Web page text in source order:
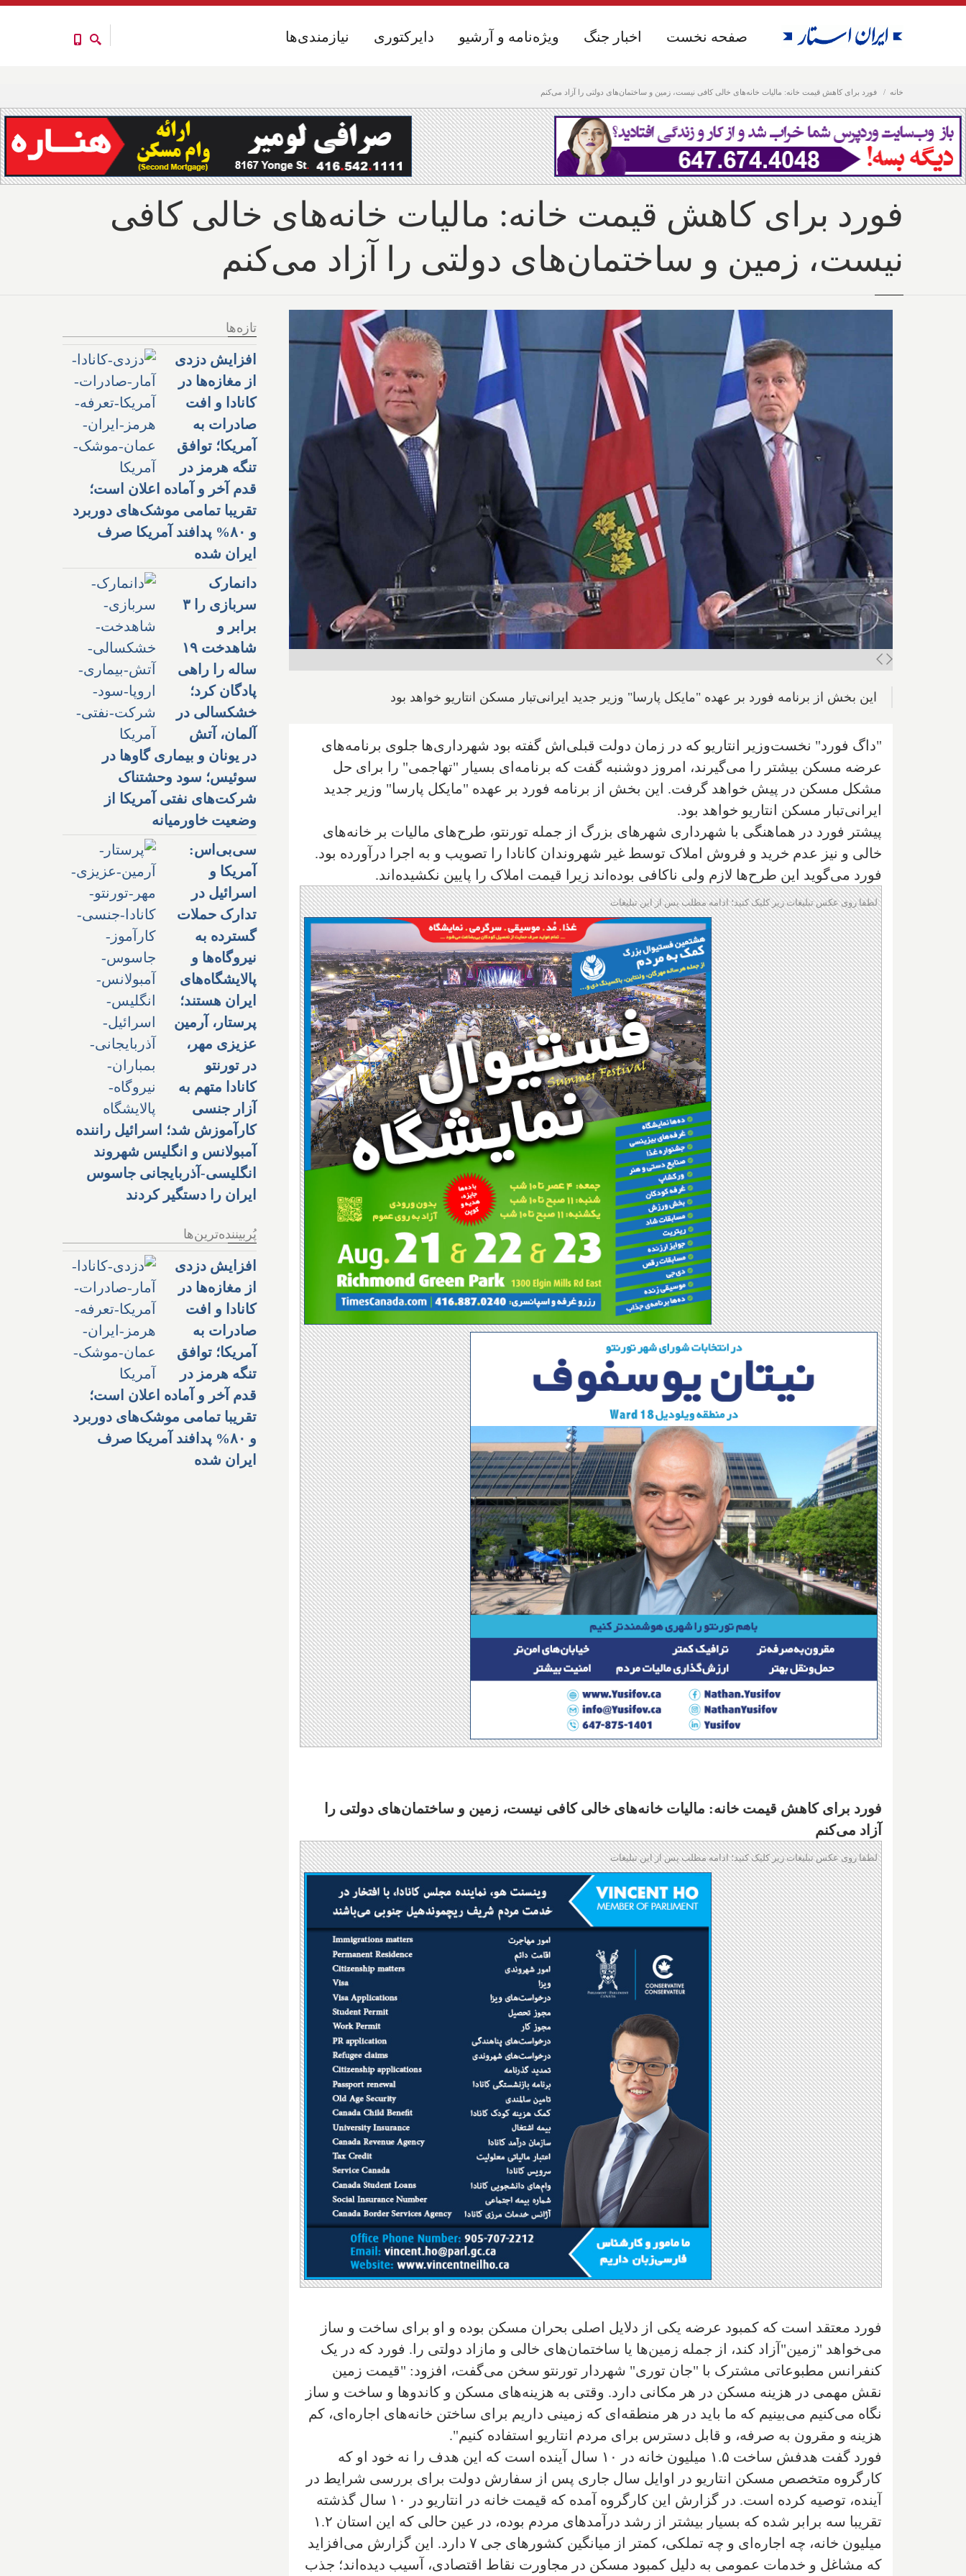
خانه فورد برای کاهش قیمت خانه: مالیات خانه‌های خالی کافی نیست، زمین و ساختمان‌های دولتی را آزاد می‌کنم
نیازمندی‌ها دایرکتوری ویژه‌نامه و آرشیو اخبار جنگ صفحه نخست نیازمندی‌ها دایرکتوری ویژه‌نامه و آرشیو اخبار جنگ صفحه نخست
فورد برای کاهش قیمت خانه: مالیات خانه‌های خالی کافی
نیست، زمین و ساختمان‌های دولتی را آزاد می‌کنم
این بخش از برنامه فورد بر عهده "مایکل پارسا" وزیر جدید ایرانی‌تبار مسکن انتاریو خواهد بود
"داگ فورد" نخست‌وزیر انتاریو که در زمان دولت قبلی‌اش گفته بود شهرداری‌ها جلوی برنامه‌های
عرضه مسکن بیشتر را می‌گیرند، امروز دوشنبه گفت که برنامه‌ای بسیار "تهاجمی" را برای حل
مشکل مسکن در پیش خواهد گرفت. این بخش از برنامه فورد بر عهده "مایکل پارسا" وزیر جدید
ایرانی‌تبار مسکن انتاریو خواهد بود.
پیشتر فورد در هماهنگی با شهرداری شهرهای بزرگ از جمله تورنتو، طرح‌های مالیات بر خانه‌های
خالی و نیز عدم خرید و فروش املاک توسط غیر شهروندان کانادا را تصویب و به اجرا درآورده بود.
فورد می‌گوید این طرح‌ها لازم ولی ناکافی بوده‌اند زیرا قیمت املاک را پایین نکشیده‌اند.
لطفا روی عکس تبلیغات زیر کلیک کنید؛ ادامه مطلب پس از این تبلیغات
فورد برای کاهش قیمت خانه: مالیات خانه‌های خالی کافی نیست، زمین و ساختمان‌های دولتی را
آزاد می‌کنم
لطفا روی عکس تبلیغات زیر کلیک کنید؛ ادامه مطلب پس از این تبلیغات
فورد معتقد است که کمبود عرضه یکی از دلایل اصلی بحران مسکن بوده و او برای ساخت و ساز
می‌خواهد "زمین"آزاد کند، از جمله زمین‌ها یا ساختمان‌های خالی و مازاد دولتی را. فورد که در یک
کنفرانس مطبوعاتی مشترک با "جان توری" شهردار تورنتو سخن می‌گفت، افزود: "قیمت زمین
نقش مهمی در هزینه مسکن در هر مکانی دارد. وقتی به هزینه‌های مسکن و کاندوها و ساخت و ساز
نگاه می‌کنیم می‌بینیم که ما باید در هر منطقه‌ای که زمینی داریم برای ساختن خانه‌های اجاره‌ای، کم
هزینه و مقرون به صرفه، و قابل دسترس برای مردم انتاریو استفاده کنیم".
فورد گفت هدفش ساخت ۱.۵ میلیون خانه در ۱۰ سال آینده است که این هدف را نه خود او که
کارگروه متخصص مسکن انتاریو در اوایل سال جاری پس از سفارش دولت برای بررسی شرایط در
آینده، توصیه کرده است. در گزارش این کارگروه آمده که قیمت خانه در انتاریو در ۱۰ سال گذشته
تقریبا سه برابر شده که بسیار بیشتر از رشد درآمدهای مردم بوده، در عین حالی که این استان ۱.۲
میلیون خانه، چه اجاره‌ای و چه تملکی، کمتر از میانگین کشورهای جی ۷ دارد. این گزارش می‌افزاید
که مشاغل و خدمات عمومی به دلیل کمبود مسکن در مجاورت نقاط اقتصادی، آسیب دیده‌اند؛ جذب
تازه‌ها
افزایش دزدی
از مغازه‌ها در
کانادا و افت
صادرات به
آمریکا؛ توافق
تنگه هرمز در
قدم آخر و آماده اعلان است؛
تقریبا تمامی موشک‌های دوربرد
و ۸۰% پدافند آمریکا صرف
ایران شده
دانمارک
سربازی را ۳
برابر و
شاهدخت ۱۹
ساله را راهی
پادگان کرد؛
خشکسالی در
آلمان، آتش
در یونان و بیماری گاوها در
سوئیس؛ سود وحشتناک
شرکت‌های نفتی آمریکا از
وضعیت خاورمیانه
سی‌بی‌اس:
آمریکا و
اسرائیل در
تدارک حملات
گسترده به
نیروگاه‌ها و
پالایشگاه‌های
ایران هستند؛
پرستار، آرمین
عزیزی مهر،
در تورنتو
کانادا متهم به
آزار جنسی
کارآموزش شد؛ اسرائیل راننده
آمبولانس و انگلیس شهروند
انگلیسی-آذربایجانی جاسوس
ایران را دستگیر کردند
پُربیننده‌ترین‌ها
افزایش دزدی
از مغازه‌ها در
کانادا و افت
صادرات به
آمریکا؛ توافق
تنگه هرمز در
قدم آخر و آماده اعلان است؛
تقریبا تمامی موشک‌های دوربرد
و ۸۰% پدافند آمریکا صرف
ایران شده